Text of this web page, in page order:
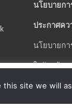
นโยบายก
ประกาศคว
นโยบายกา
ใบรับแจ้ง
นโยบายค
site we will